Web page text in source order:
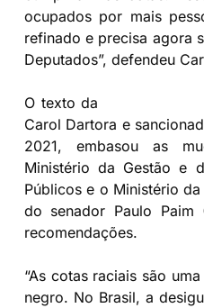
ocupados por mais
refinado e precisa agora
Deputados”, defendeu
O texto da
Carol Dartora e
2021, embasou as
Ministério da Gestão e
Públicos e o Ministério
do senador Paulo Paim
recomendações.
“As cotas raciais são
negro. No Brasil, a